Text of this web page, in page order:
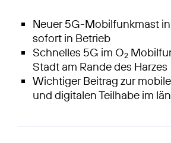
Neuer 5G-Mobilfunkmast
sofort in Betrieb
Schnelles 5G im O2
Stadt am Rande des Harzes
Wichtiger Beitrag zur
und digitalen Teilhabe im